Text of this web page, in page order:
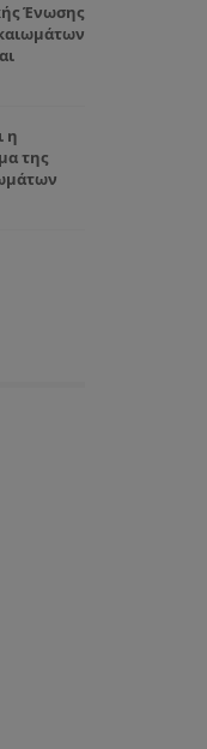
Ένωσης
η
της